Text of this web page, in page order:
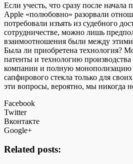
Если учесть, что сразу после начала
Apple «полюбовно» разорвали
потребовали изъять из судебного
сотрудничестве, можно лишь
взаимоотношения были между
Была ли приобретена технология?
патенты и технологию
компании и полную монополизацию
сапфирового стекла только для
эти вопросы, вероятно, мы никогда
Facebook
Twitter
Вконтакте
Google+
Related posts: